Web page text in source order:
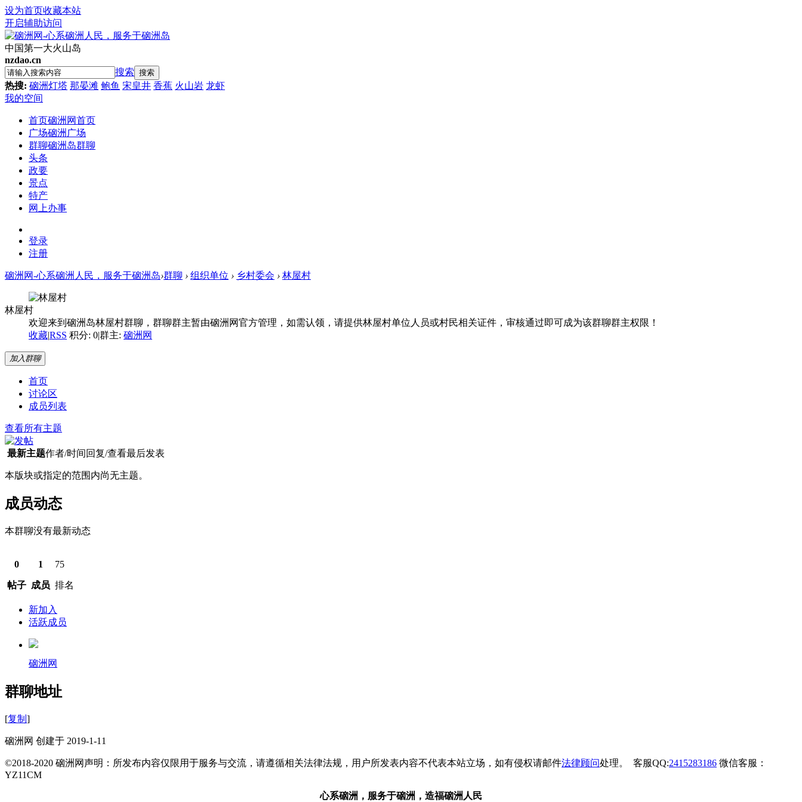
设为首页收藏本站
开启辅助访问
中国第一大火山岛
nzdao.cn
搜索 搜索
热搜: 硇洲灯塔 那晏滩 鲍鱼 宋皇井 香蕉 火山岩 龙虾
我的空间
首页硇洲网首页
广场硇洲广场
群聊硇洲岛群聊
头条
政要
景点
特产
网上办事
登录
注册
硇洲网-心系硇洲人民，服务于硇洲岛›群聊 › 组织单位 › 乡村委会 › 林屋村
林屋村
欢迎来到硇洲岛林屋村群聊，群聊群主暂由硇洲网官方管理，如需认领，请提供林屋村单位人员或村民相关证件，审核通过即可成为该群聊群主权限！
收藏|RSS 积分: 0|群主: 硇洲网
加入群聊
首页
讨论区
成员列表
查看所有主题
最新主题作者/时间 回复/查看最后发表
本版块或指定的范围内尚无主题。
成员动态
本群聊没有最新动态
0
帖子
1
成员
75
排名
新加入
活跃成员
硇洲网
群聊地址
[复制 ]
硇洲网 创建于 2019-1-11
©2018-2020 硇洲网声明：所发布内容仅限用于服务与交流，请遵循相关法律法规，用户所发表内容不代表本站立场，如有侵权请邮件法律顾问处理。 客服QQ:2415283186 微信客服：
YZ11CM
心系硇洲，服务于硇洲，造福硇洲人民